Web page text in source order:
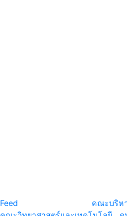
Feed
คณะบริห